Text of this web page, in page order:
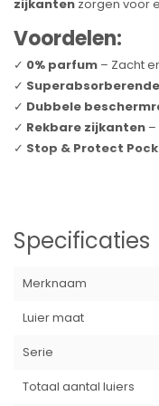
zijkanten zorgen voor
Voordelen:
✓ 0% parfum – Zacht
✓
✓ Dubbele
✓ Rekbare zijkanten
✓ Stop & Protect
Merk: Pampers
Type:Baby-Dry
Barcode:
MetPampers Baby-
Specificaties
Merknaam
Luier maat
Serie
Totaal aantal luiers